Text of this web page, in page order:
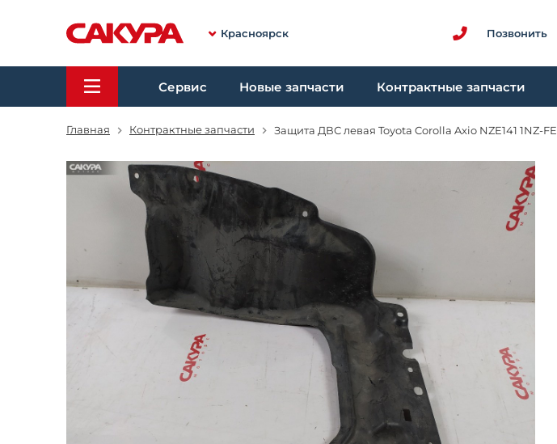
Красноярск Позвонить
Сервис Новые запчасти Контрактные запчасти
Главная Контрактные запчасти Защита ДВС левая Toyota Corolla Axio NZE141 1NZ-FE